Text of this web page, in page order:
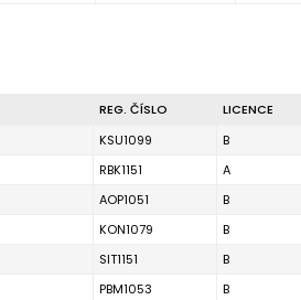
REG. ČÍSLO LICENCE
KSU1099 B
RBK1151 A
AOP1051 B
KON1079 B
SIT1151 B
PBM1053 B